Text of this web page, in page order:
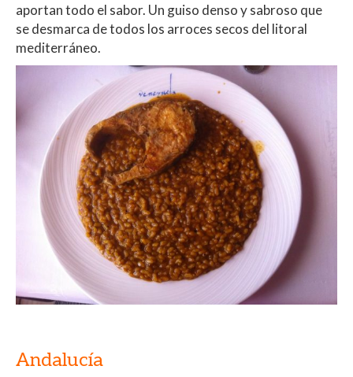
aportan todo el sabor. Un guiso denso y sabroso que
se desmarca de todos los arroces secos del litoral
mediterráneo.
Andalucía